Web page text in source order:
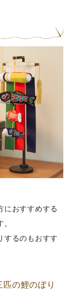
におすすめする
するのもおすす
の鯉のぼり